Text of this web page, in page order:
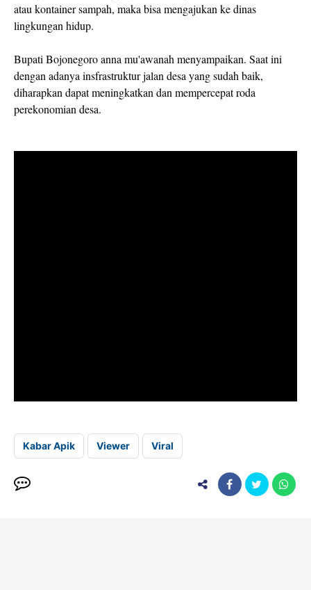
atau kontainer sampah, maka bisa mengajukan ke dinas
lingkungan hidup.
Bupati Bojonegoro anna mu'awanah menyampaikan. Saat ini
dengan adanya insfrastruktur jalan desa yang sudah baik,
diharapkan dapat meningkatkan dan mempercepat roda
perekonomian desa.
Kabar Apik Viewer Viral